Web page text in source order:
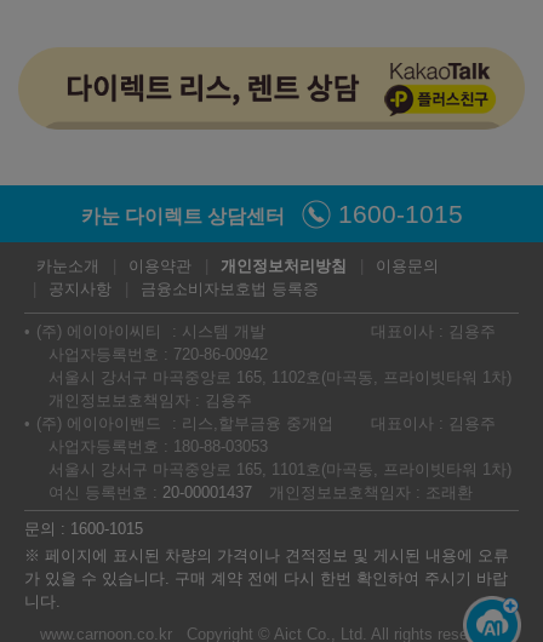
sDrive18d xLine (P1)
경유 14.8㎞/ℓ
59,100,000원
sDrive18d xLine (P2)
경유 14.8㎞/ℓ
59,100,000
sDrive18d M Sport Package
(P1)
경유 14.8㎞/ℓ
63,900,000 원
sDrive18d M Sport Package
63,900,000원
sDrive18d xLine
경유 14.8㎞/ℓ
58,200,000원
경유 14.8
㎞/ℓ
62,900,000원
카눈 다이렉트 상담센터 1600-1015
카눈소개 이용약관 개인정보처리방침
이용문의
공지사항
금융소비자보호법 등록증
(주) 에이아이씨티 시스템 개발
대표이사 : 김용주
사업자등록번호 : 720-86-00942
서울시 강서구 마곡중앙로 165, 1102호(마곡동, 프라이빗타워 1차)
개인정보보호책임자 : 김용주
(주) 에이아이밴드
리스,할부금융 중개업
대표이사 : 김용주
사업자등록번호 : 180-88-03053
서울시 강서구 마곡중앙로 165, 1101호(마곡동, 프라이빗타워 1차)
여신 등록번호 : 20-00001437
개인정보보호책임자 : 조래환
문의 : 1600-1015
※ 페이지에 표시된 차량의 가격이나 견적정보 및 게시된 내용에 오류
가 있을 수 있습니다. 구매 계약 전에 다시 한번 확인하여 주시기 바랍
니다.
www.carnoon.co.kr Copyright © Aict Co., Ltd. All rights reserved.